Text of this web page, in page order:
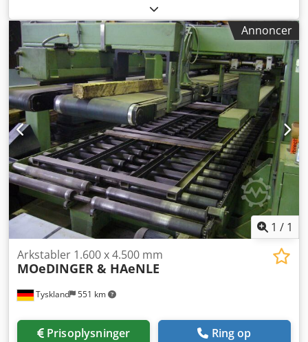
Annoncer
1 / 1
Tyskland 551 km
Arkstabler 1.600 x 4.500 mm
MOeDINGER & HAeNLE
Prisoplysninger Ring op